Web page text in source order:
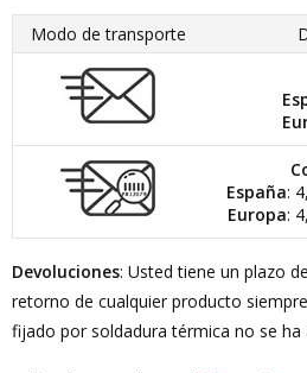
Modo de transporte
España:
Europa:
Devoluciones: Usted tiene un plazo
retorno de cualquier producto
fijado por soldadura térmica no se ha